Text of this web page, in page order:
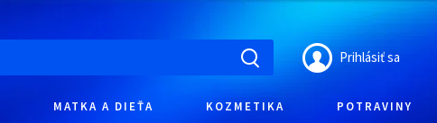
Prihlásiť sa
MATKA A DIEŤA KOZMETIKA POTRAVINY